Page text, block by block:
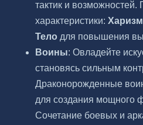
тактик и возможностей.
характеристики:
Тело для повышения
Воины: Овладейте
становясь сильным
Драконорожденные
для создания мощного
Сочетание боевых и